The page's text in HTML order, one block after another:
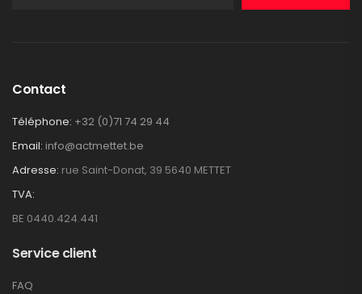
Contact
Téléphone: +32 (0)71 74 29 44
Email: info@actmettet.be
Adresse: rue Saint-Donat, 39 5640 METTET
TVA:
BE 0440.424.441
Service client
FAQ